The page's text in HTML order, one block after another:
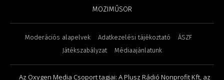
MOZIMŰSOR
Moderációs alapelvek Adatkezelési tájékoztató
ÁSZF
Játékszabályzat
Médiaajánlatunk
Az Oxygen Media Csoport tagjai: A Plusz Rádió Nonprofit Kft, az